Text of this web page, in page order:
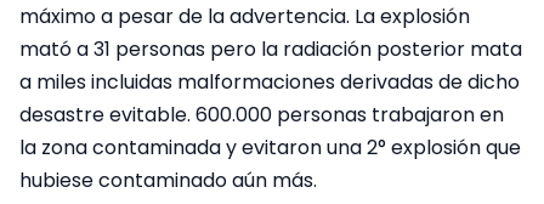
máximo a pesar de la advertencia. La explosión
mató a 31 personas pero la radiación posterior mata
a miles incluidas malformaciones derivadas de dicho
desastre evitable. 600.000 personas trabajaron en
la zona contaminada y evitaron una 2° explosión que
hubiese contaminado aún más.